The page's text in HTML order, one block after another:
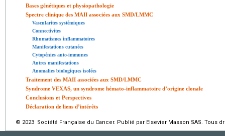
Bases génétiques et physiopathologie
Spectre clinique des MAII associées aux SMD/LMMC
Vascularites systémiques
Connectivites
Rhumatismes inflammatoires
Manifestations cutanées
Cytopénies auto-immunes
Autres manifestations
Anomalies biologiques isolées
Traitement des MAII associées aux SMD/LMMC
Syndrome VEXAS, un syndrome hémato-inflammatoire d’origine clonale
Conclusions et Perspectives
Déclaration de liens d’intérêts
© 2023 Société Française du Cancer. Publié par Elsevier Masson SAS. Tous